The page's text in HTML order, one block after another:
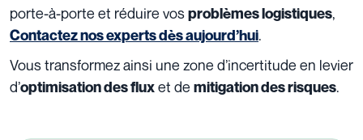
porte-à-porte et réduire vosproblèmes logistiques,
Contactez nos experts dès aujourd’hui.
Vous transformez ainsi une zone d’incertitude en levier
d’optimisation des fluxet de mitigation des risques.